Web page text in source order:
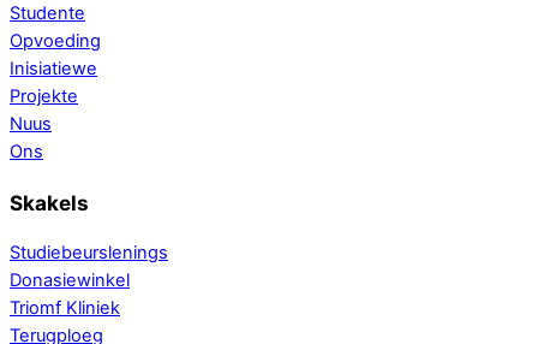
Studente
Opvoeding
Inisiatiewe
Projekte
Nuus
Ons
Skakels
Studiebeurslenings
Donasiewinkel
Triomf Kliniek
Terugploeg